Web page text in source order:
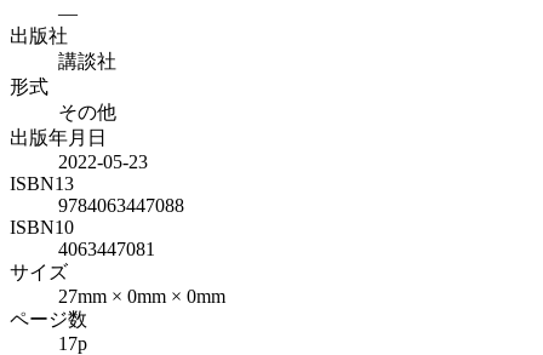
—
出版社
講談社
形式
その他
出版年月日
2022-05-23
ISBN13
9784063447088
ISBN10
4063447081
サイズ
27mm × 0mm × 0mm
ページ数
17p